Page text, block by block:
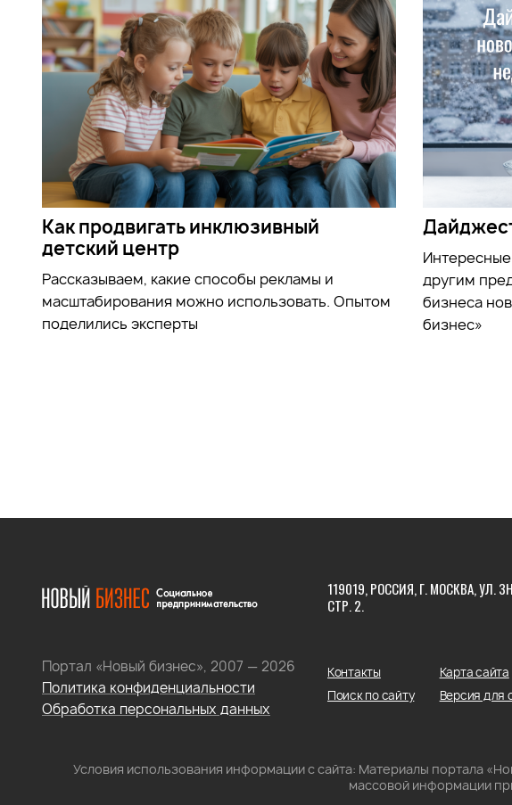
Как продвигать инклюзивный
детский центр
Рассказываем, какие способы рекламы и
масштабирования можно использовать. Опытом
поделились эксперты
другим
бизнеса
бизнес»
119019, РОССИЯ, Г. МОСКВА, УЛ.
СТР. 2.
Портал «Новый бизнес», 2007 — 2026
Политика конфиденциальности
Обработка персональных данных
Контакты
Карта сайта
Поиск по сайту
Версия для
Условия использования информации с сайта: Материалы портала
массовой информации